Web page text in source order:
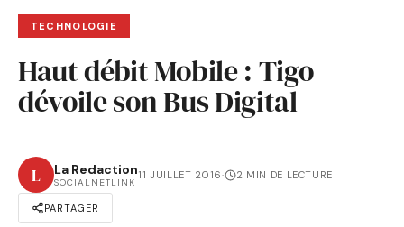
TECHNOLOGIE
Haut débit Mobile : Tigo
dévoile son Bus Digital
L La Redaction
SOCIALNETLINK
11 JUILLET 2016· 2 MIN DE LECTURE
PARTAGER